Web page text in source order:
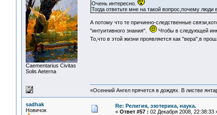
Сaementarius Civitas
Solis Aeterna
Очень интересно.
Тогда ответьте мне на такой вопрос,почему
А потому что те причинно-следственные
"интуитивного знания".
Чтобы в следующей
То,что в этой жизни проявляется как "вера",в
«Осенний Ангел прячется в дождях. В листве
sadhak
Новичок
Re: Религия, эзотерика, наука.
« Ответ #57 : 02 Декабря 2008, 22:38:33